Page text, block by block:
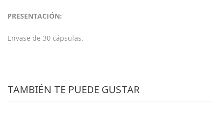
PRESENTACIÓN:
Envase de 30 cápsulas.
TAMBIÉN TE PUEDE GUSTAR